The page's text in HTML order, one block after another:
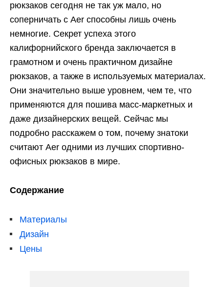
рюкзаков сегодня не так уж мало, но
соперничать с Aer способны лишь очень
немногие. Секрет успеха этого
калифорнийского бренда заключается в
грамотном и очень практичном дизайне
рюкзаков, а также в используемых материалах.
Они значительно выше уровнем, чем те, что
применяются для пошива масс-маркетных и
даже дизайнерских вещей. Сейчас мы
подробно расскажем о том, почему знатоки
считают Aer одними из лучших спортивно-
офисных рюкзаков в мире.
Содержание
Материалы
Дизайн
Цены